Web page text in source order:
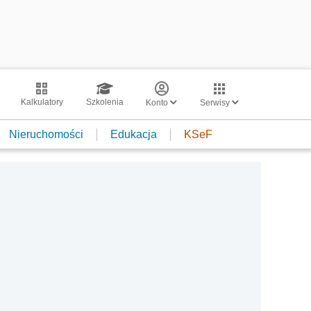
Kalkulatory Szkolenia Konto Serwisy
Nieruchomości Edukacja KSeF